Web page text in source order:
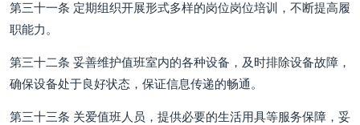
第三十一条 定期组织开展形式多样的岗位岗位培训，不断提高履
职能力。
第三十二条 妥善维护值班室内的各种设备，及时排除设备故障，
确保设备处于良好状态，保证信息传递的畅通。
第三十三条 关爱值班人员，提供必要的生活用具等服务保障，妥